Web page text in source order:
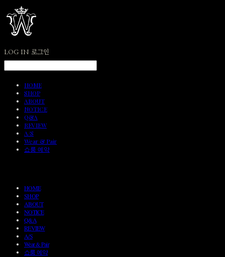
LOG IN 로그인
HOME
SHOP
ABOUT
NOTICE
Q&A
REVIEW
A/S
Wear & Pair
쇼룸 예약
HOME
SHOP
ABOUT
NOTICE
Q&A
REVIEW
A/S
Wear & Pair
쇼룸 예약